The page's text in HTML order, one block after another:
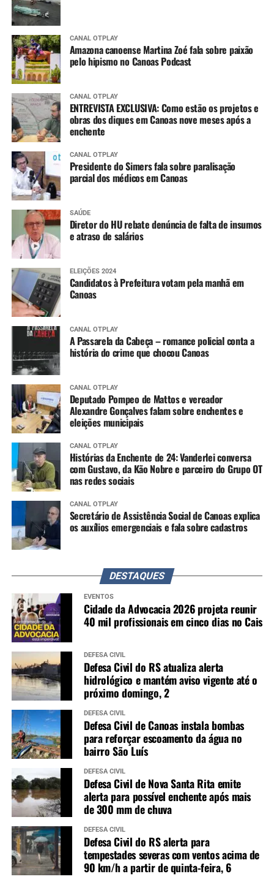
CANAL OTPLAY
Amazona canoense Martina Zoé fala sobre paixão
pelo hipismo no Canoas Podcast
CANAL OTPLAY
ENTREVISTA EXCLUSIVA: Como estão os projetos e
obras dos diques em Canoas nove meses após a
enchente
CANAL OTPLAY
Presidente do Simers fala sobre paralisação
parcial dos médicos em Canoas
SAÚDE
Diretor do HU rebate denúncia de falta de insumos
e atraso de salários
ELEIÇÕES 2024
Candidatos à Prefeitura votam pela manhã em
Canoas
CANAL OTPLAY
A Passarela da Cabeça – romance policial conta a
história do crime que chocou Canoas
CANAL OTPLAY
Deputado Pompeo de Mattos e vereador
Alexandre Gonçalves falam sobre enchentes e
eleições municipais
CANAL OTPLAY
Histórias da Enchente de 24: Vanderlei conversa
com Gustavo, da Kão Nobre e parceiro do Grupo OT
nas redes sociais
CANAL OTPLAY
Secretário de Assistência Social de Canoas explica
os auxílios emergenciais e fala sobre cadastros
DESTAQUES
EVENTOS
Cidade da Advocacia 2026 projeta reunir
40 mil profissionais em cinco dias no Cais
DEFESA CIVIL
Defesa Civil do RS atualiza alerta
hidrológico e mantém aviso vigente até o
próximo domingo, 2
DEFESA CIVIL
Defesa Civil de Canoas instala bombas
para reforçar escoamento da água no
bairro São Luís
DEFESA CIVIL
Defesa Civil de Nova Santa Rita emite
alerta para possível enchente após mais
de 300 mm de chuva
DEFESA CIVIL
Defesa Civil do RS alerta para
tempestades severas com ventos acima de
90 km/h a partir de quinta-feira, 6